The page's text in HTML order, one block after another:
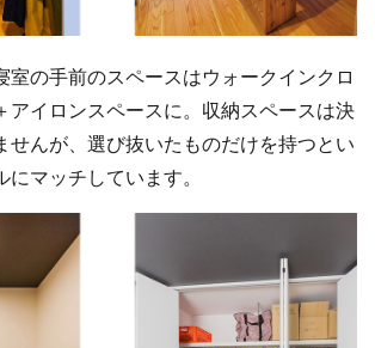
室の手前のスペースはウォークインクロ
アイロンスペースに。収納スペースは決
せんが、選び抜いたものだけを持つとい
にマッチしています。